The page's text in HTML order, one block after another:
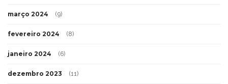
março 2024 (9)
fevereiro 2024 (8)
janeiro 2024 (6)
dezembro 2023 (11)